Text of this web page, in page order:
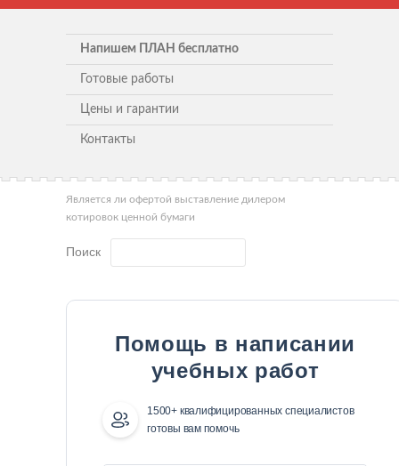
Напишем ПЛАН бесплатно
Готовые работы
Цены и гарантии
Контакты
Является ли офертой выставление дилером
котировок ценной бумаги
Поиск
Помощь в написании
учебных работ
1500+ квалифицированных специалистов
готовы вам помочь